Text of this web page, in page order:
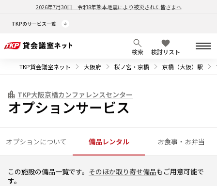
2026年7月30日 令和8年熊本地震により被災された皆さまへ
TKPのサービス一覧
検索
検討リスト
TKP貸会議室ネット
大阪府 桜ノ宮・京橋 京橋（大阪）駅
TKP大阪京橋カンファレンスセンター
オプションサービス
オプションについて 備品レンタル お食事・お弁当
この施設の備品一覧です。 そのほか取り寄せ備品もご用意可能で
す。